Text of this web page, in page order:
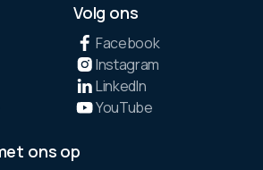
Volg ons
Facebook
Instagram
LinkedIn
YouTube
ons op